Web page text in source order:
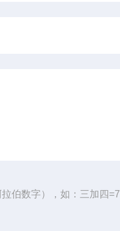
伯数字），如：三加四=7